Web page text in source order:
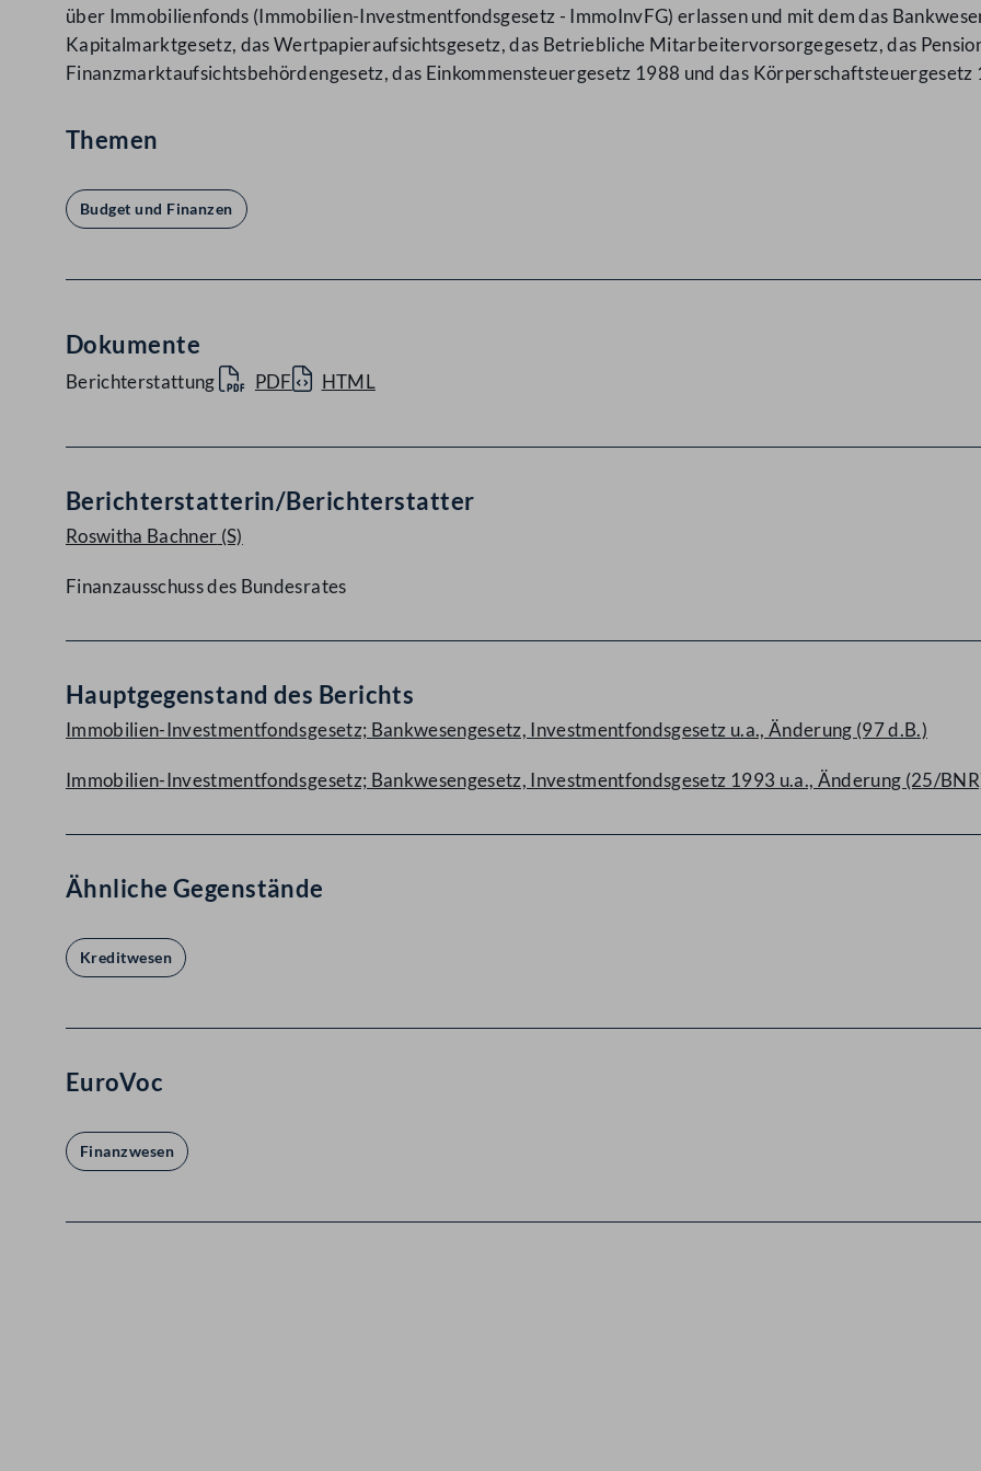
über Immobilienfonds (Immobilien-Investmentfondsgesetz - ImmoInvFG) erlassen und mit dem das
Kapitalmarktgesetz, das Wertpapieraufsichtsgesetz, das Betriebliche Mitarbeitervorsorgegesetz, das
Finanzmarktaufsichtsbehördengesetz, das Einkommensteuergesetz 1988 und das
Themen
Budget und Finanzen
Dokumente
Berichterstattung PDF HTML
Berichterstatterin/Berichterstatter
Roswitha Bachner (S)
Finanzausschuss des Bundesrates
Hauptgegenstand des Berichts
Immobilien-Investmentfondsgesetz; Bankwesengesetz, Investmentfondsgesetz u.a., Änderung (97 d.B.)
Immobilien-Investmentfondsgesetz; Bankwesengesetz, Investmentfondsgesetz 1993 u.a., Änderung (25/
Ähnliche Gegenstände
Kreditwesen
EuroVoc
Finanzwesen